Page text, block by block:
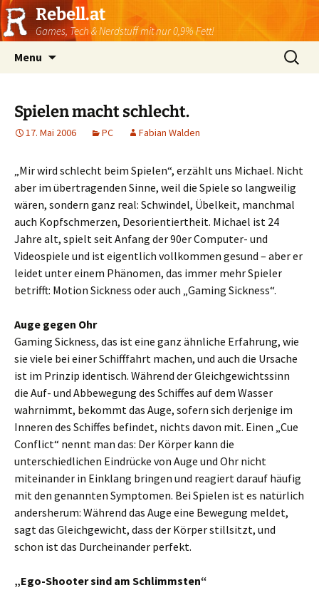
Rebell.at
Games, Tech & Nerdstuff mit nur 0,9% Fett!
Menu
Suchen
nach:
Spielen macht schlecht.
17. Mai 2006 PC Fabian Walden
„Mir wird schlecht beim Spielen“, erzählt uns Michael. Nicht
aber im übertragenden Sinne, weil die Spiele so langweilig
wären, sondern ganz real: Schwindel, Übelkeit, manchmal
auch Kopfschmerzen, Desorientiertheit. Michael ist 24
Jahre alt, spielt seit Anfang der 90er Computer- und
Videospiele und ist eigentlich vollkommen gesund – aber er
leidet unter einem Phänomen, das immer mehr Spieler
betrifft: Motion Sickness oder auch „Gaming Sickness“.
Auge gegen Ohr
Gaming Sickness, das ist eine ganz ähnliche Erfahrung, wie
sie viele bei einer Schifffahrt machen, und auch die Ursache
ist im Prinzip identisch. Während der Gleichgewichtssinn
die Auf- und Abbewegung des Schiffes auf dem Wasser
wahrnimmt, bekommt das Auge, sofern sich derjenige im
Inneren des Schiffes befindet, nichts davon mit. Einen „Cue
Conflict“ nennt man das: Der Körper kann die
unterschiedlichen Eindrücke von Auge und Ohr nicht
miteinander in Einklang bringen und reagiert darauf häufig
mit den genannten Symptomen. Bei Spielen ist es natürlich
andersherum: Während das Auge eine Bewegung meldet,
sagt das Gleichgewicht, dass der Körper stillsitzt, und
schon ist das Durcheinander perfekt.
„Ego-Shooter sind am Schlimmsten“